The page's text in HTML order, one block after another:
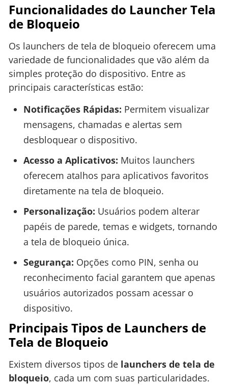
Funcionalidades do Launcher Tela
de Bloqueio
Os launchers de tela de bloqueio oferecem uma
variedade de funcionalidades que vão além da
simples proteção do dispositivo. Entre as
principais características estão:
Notificações Rápidas: Permitem visualizar
mensagens, chamadas e alertas sem
desbloquear o dispositivo.
Acesso a Aplicativos: Muitos launchers
oferecem atalhos para aplicativos favoritos
diretamente na tela de bloqueio.
Personalização: Usuários podem alterar
papéis de parede, temas e widgets, tornando
a tela de bloqueio única.
Segurança: Opções como PIN, senha ou
reconhecimento facial garantem que apenas
usuários autorizados possam acessar o
dispositivo.
Principais Tipos de Launchers de
Tela de Bloqueio
Existem diversos tipos de launchers de tela de
bloqueio, cada um com suas particularidades.